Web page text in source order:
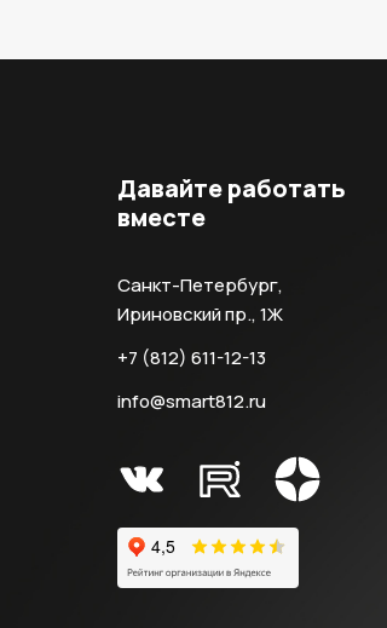
Давайте работать
вместе
Санкт-Петербург,
Ириновский пр., 1Ж
+7 (812) 611-12-13
info@smart812.ru